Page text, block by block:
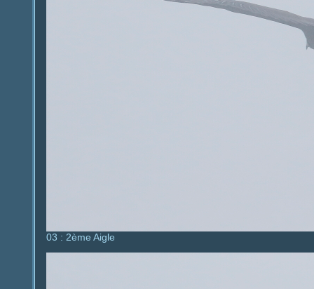
03 : 2ème Aigle